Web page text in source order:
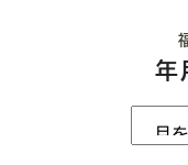
年